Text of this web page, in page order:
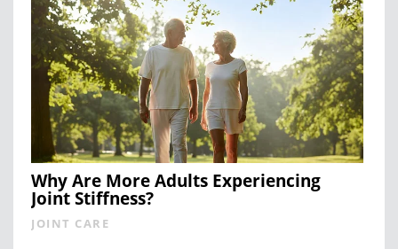
Why Are More Adults Experiencing
Joint Stiffness?
JOINT CARE